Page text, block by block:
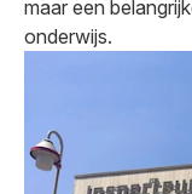
maar een
onderwijs.